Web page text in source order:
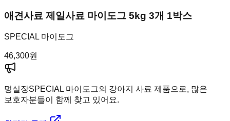
애견사료 제일사료 마이도그 5kg 3개 1박스
SPECIAL 마이도그
46,300원
멍실장SPECIAL 마이도그의 강아지 사료 제품으로, 많은
보호자분들이 함께 찾고 있어요.